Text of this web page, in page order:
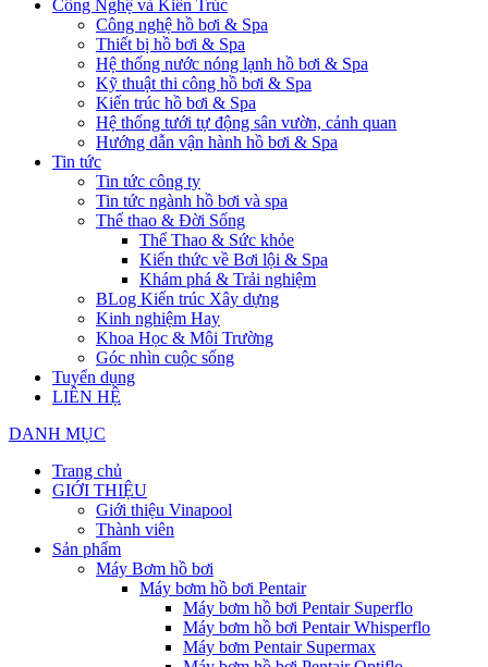
Công Nghệ và Kiến Trúc
Công nghệ hồ bơi & Spa
Thiết bị hồ bơi & Spa
Hệ thống nước nóng lạnh hồ bơi & Spa
Kỹ thuật thi công hồ bơi & Spa
Kiến trúc hồ bơi & Spa
Hệ thống tưới tự động sân vườn, cảnh quan
Hướng dẫn vận hành hồ bơi & Spa
Tin tức
Tin tức công ty
Tin tức ngành hồ bơi và spa
Thể thao & Đời Sống
Thể Thao & Sức khỏe
Kiến thức về Bơi lội & Spa
Khám phá & Trải nghiệm
BLog Kiến trúc Xây dựng
Kinh nghiệm Hay
Khoa Học & Môi Trường
Góc nhìn cuộc sống
Tuyển dụng
LIÊN HỆ
DANH MỤC
Trang chủ
GIỚI THIỆU
Giới thiệu Vinapool
Thành viên
Sản phẩm
Máy Bơm hồ bơi
Máy bơm hồ bơi Pentair
Máy bơm hồ bơi Pentair Superflo
Máy bơm hồ bơi Pentair Whisperflo
Máy bơm Pentair Supermax